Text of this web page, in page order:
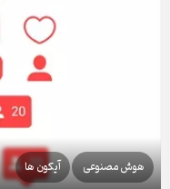
هوش مصنوعی آیکون ها